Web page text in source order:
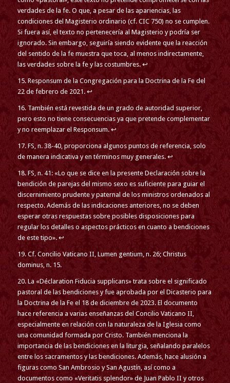
verdades de la fe. O que, a pesar de las apariencias, las
condiciones del Magisterio ordinario (cf. CIC 750) no se cumplen.
Si fuera así, el texto no pertenecería al Magisterio y podría ser
ignorado. Sin embargo, seguiría siendo evidente que la reacción
del sentido de la fe muestra que toca, al menos indirectamente,
las verdades sobre la fe y las costumbres. ↩
15. Responsum de la Congregación para la Doctrina de la Fe del
22 de febrero de 2021. ↩
16. También está revestida de un grado de autoridad superior,
pero esto no tiene consecuencias ya que pretende complementar
y no reemplazar el Responsum. ↩
17. FS, n. 38-40, proporciona algunos puntos de referencia, solo
de manera indicativa y en términos muy generales. ↩
18. FS, n. 41: «Lo que se dice en la presente Declaración sobre la
bendición de parejas del mismo sexo es suficiente para guiar el
discernimiento prudente y paternal de los ministros ordenados al
respecto. Además de las indicaciones anteriores, no se deben
esperar otras respuestas sobre posibles disposiciones para
regular los detalles o aspectos prácticos en cuanto a bendiciones
de este tipo». ↩
19. Cf. Concilio Vaticano II, Lumen gentium, n. 26; Christus
dominus, n. 15.
20. La «Déclaration Fiducia supplicans» trata sobre el significado
pastoral de las bendiciones y fue aprobada por el Dicasterio para
la Doctrina de la Fe el 18 de diciembre de 2023. El documento
hace referencia a varias enseñanzas del Concilio Vaticano II,
especialmente en relación con la naturaleza de la Iglesia como
una comunidad formada por Cristo. También menciona la
importancia de las bendiciones en la liturgia, señalando paralelos
entre los sacramentos y las bendiciones. Además, hace alusión a
figuras como San Ambrosio y San Agustín, así como a
documentos como «Veritatis splendor» de Juan Pablo II y otros